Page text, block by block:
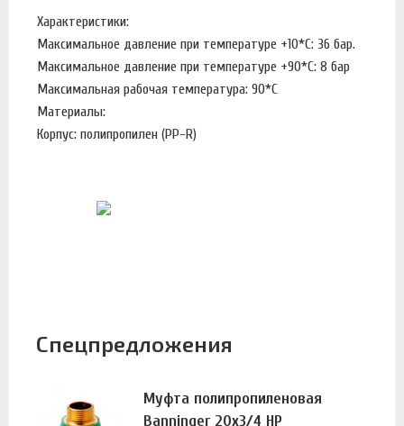
Характеристики:
Максимальное давление при температуре +10*С: 36 бар.
Максимальное давление при температуре +90*С: 8 бар
Максимальная рабочая температура: 90*С
Материалы:
Корпус: полипропилен (PP-R)
Спецпредложения
Муфта полипропиленовая
Banninger 20х3/4 НР